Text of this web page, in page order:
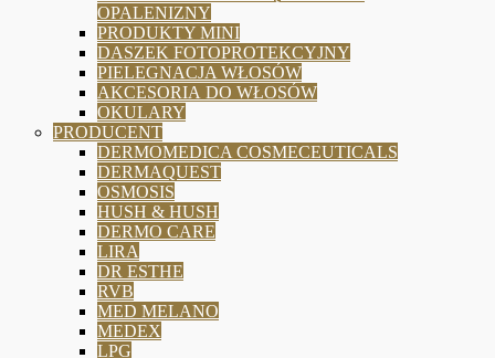
OPALENIZNY
PRODUKTY MINI
DASZEK FOTOPROTEKCYJNY
PIELEGNACJA WŁOSÓW
AKCESORIA DO WŁOSÓW
OKULARY
PRODUCENT
DERMOMEDICA COSMECEUTICALS
DERMAQUEST
OSMOSIS
HUSH & HUSH
DERMO CARE
LIRA
DR ESTHE
RVB
MED MELANO
MEDEX
LPG